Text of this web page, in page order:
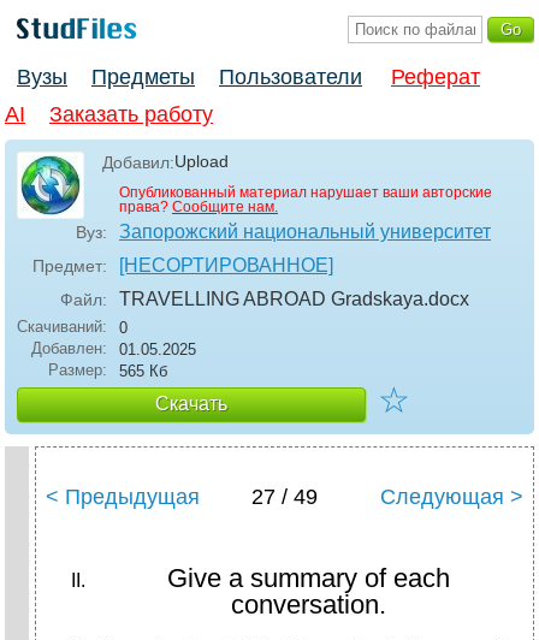
Вузы Предметы Пользователи
Реферат
AI
Заказать работу
Добавил:Upload
Опубликованный материал нарушает ваши авторские
права? Сообщите нам.
Вуз: Запорожский национальный университет
Предмет: [НЕСОРТИРОВАННОЕ]
Файл: TRAVELLING ABROAD Gradskaya.docx
Скачиваний:
0
Добавлен:
01.05.2025
Размер:
565 Кб
Скачать ☆
< Предыдущая 27 / 49 Следующая >
Give a summary of each
conversation.